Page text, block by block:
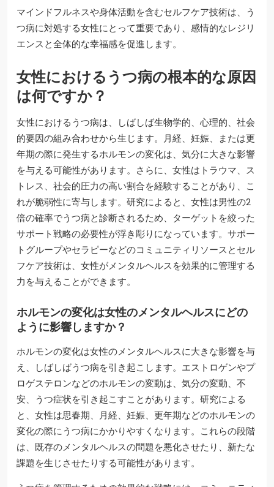
マインドフルネスや身体活動を含むセルフケア技術は、う
つ病に対処する女性にとって重要であり、感情的なレジリ
エンスと全体的な幸福感を促進します。
女性におけるうつ病の根本的な原因
は何ですか？
女性におけるうつ病は、しばしば生物学的、心理的、社会
的要因の組み合わせから生じます。月経、妊娠、または更
年期の際に発生するホルモンの変化は、気分に大きな影響
を与える可能性があります。さらに、女性はトラウマ、ス
トレス、社会的圧力の高い割合を経験することがあり、こ
れが脆弱性に寄与します。研究によると、女性は男性の2
倍の確率でうつ病と診断されるため、ターゲットを絞った
サポート戦略の必要性が浮き彫りになっています。サポー
トグループやセラピーなどのコミュニティリソースとセル
フケア技術は、女性がメンタルヘルスを効果的に管理する
力を与えることができます。
ホルモンの変化は女性のメンタルヘルスにどの
ように影響しますか？
ホルモンの変化は女性のメンタルヘルスに大きな影響を与
え、しばしばうつ病を引き起こします。エストロゲンやプ
ロゲステロンなどのホルモンの変動は、気分の変動、不
安、うつ症状を引き起こすことがあります。研究による
と、女性は思春期、月経、妊娠、更年期などのホルモンの
変化の際にうつ病にかかりやすくなります。これらの段階
は、既存のメンタルヘルスの問題を悪化させたり、新たな
課題を生じさせたりする可能性があります。